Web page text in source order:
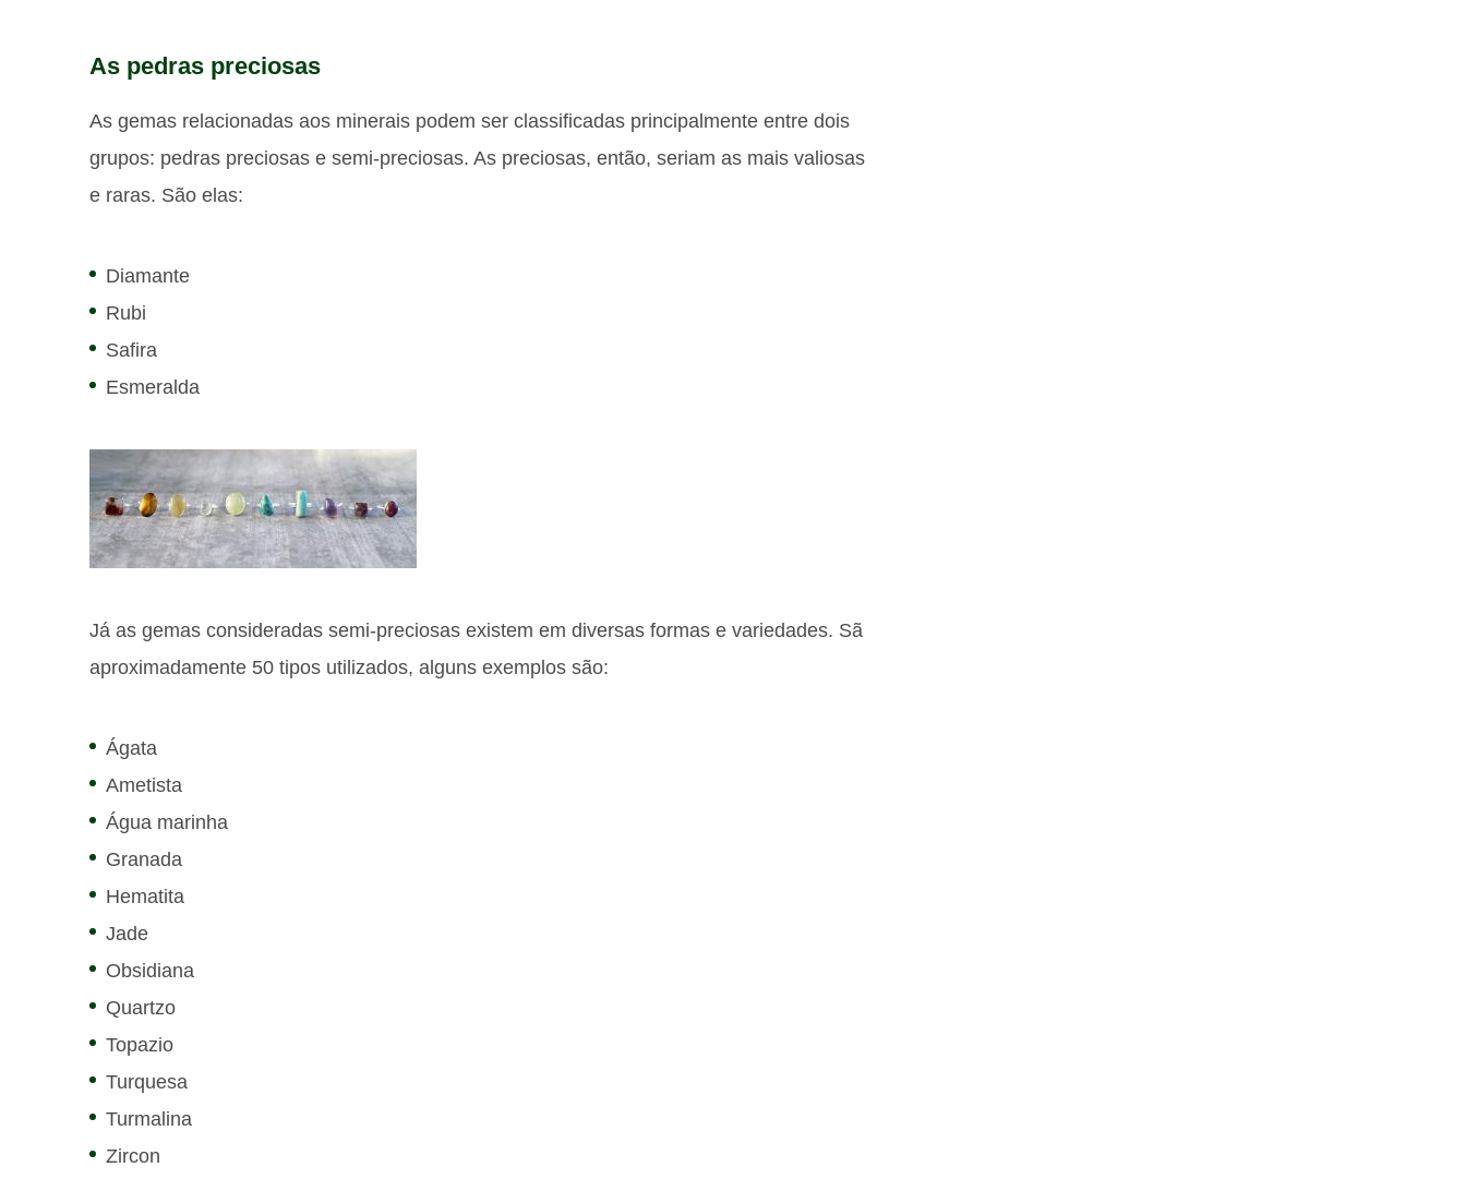
As pedras preciosas
As gemas relacionadas aos minerais podem ser classificadas principalmente entre dois
grupos: pedras preciosas e semi-preciosas. As preciosas, então, seriam as mais valiosas
e raras. São elas:
Diamante
Rubi
Safira
Esmeralda
Já as gemas consideradas semi-preciosas existem em diversas formas e variedades. Sã
aproximadamente 50 tipos utilizados, alguns exemplos são:
Ágata
Ametista
Água marinha
Granada
Hematita
Jade
Obsidiana
Quartzo
Topazio
Turquesa
Turmalina
Zircon